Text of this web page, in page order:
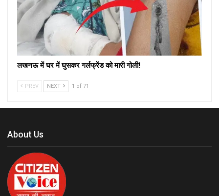
लखनऊ में घर में घुसकर गर्लफ्रेंड को मारी गोली!
PREV NEXT 1 of 71
About Us